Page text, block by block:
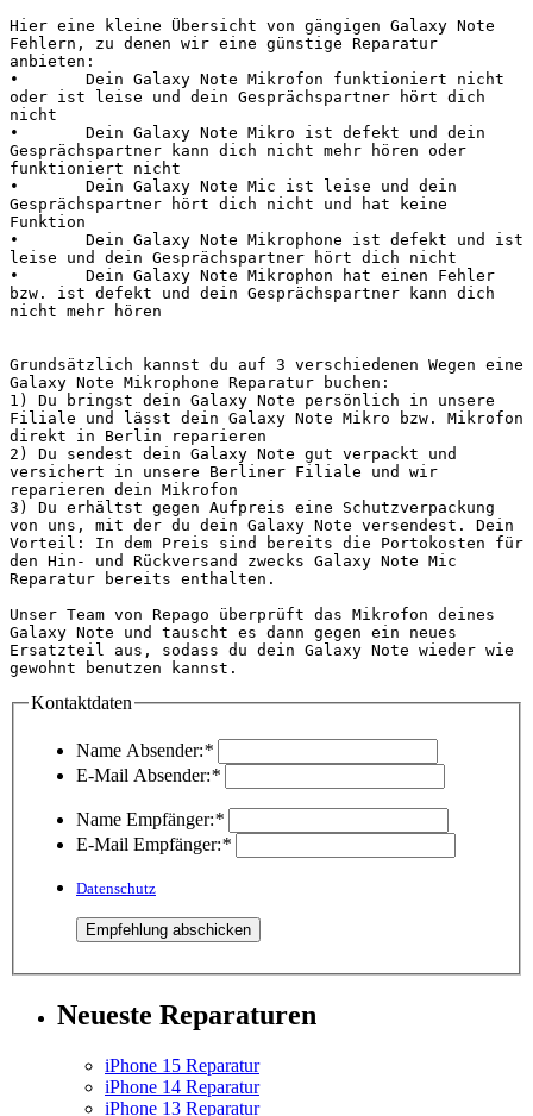
Hier eine kleine Übersicht von gängigen Galaxy Note
Fehlern, zu denen wir eine günstige Reparatur
anbieten:
•	Dein Galaxy Note Mikrofon funktioniert nicht
oder ist leise und dein Gesprächspartner hört dich
nicht
•	Dein Galaxy Note Mikro ist defekt und dein
Gesprächspartner kann dich nicht mehr hören oder
funktioniert nicht
•	Dein Galaxy Note Mic ist leise und dein
Gesprächspartner hört dich nicht und hat keine
Funktion
•	Dein Galaxy Note Mikrophone ist defekt und ist
leise und dein Gesprächspartner hört dich nicht
•	Dein Galaxy Note Mikrophon hat einen Fehler
bzw. ist defekt und dein Gesprächspartner kann dich
nicht mehr hören
Grundsätzlich kannst du auf 3 verschiedenen Wegen eine
Galaxy Note Mikrophone Reparatur buchen:
1) Du bringst dein Galaxy Note persönlich in unsere
Filiale und lässt dein Galaxy Note Mikro bzw. Mikrofon
direkt in Berlin reparieren
2) Du sendest dein Galaxy Note gut verpackt und
versichert in unsere Berliner Filiale und wir
reparieren dein Mikrofon
3) Du erhältst gegen Aufpreis eine Schutzverpackung
von uns, mit der du dein Galaxy Note versendest. Dein
Vorteil: In dem Preis sind bereits die Portokosten für
den Hin- und Rückversand zwecks Galaxy Note Mic
Reparatur bereits enthalten.
Unser Team von Repago überprüft das Mikrofon deines
Galaxy Note und tauscht es dann gegen ein neues
Ersatzteil aus, sodass du dein Galaxy Note wieder wie
Kontaktdaten
Name Absender:*
E-Mail Absender:*
Name Empfänger:*
E-Mail Empfänger:*
Datenschutz
Neueste Reparaturen
iPhone 15 Reparatur
iPhone 14 Reparatur
iPhone 13 Reparatur